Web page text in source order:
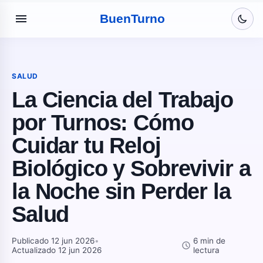
menu BuenTurno
SALUD
La Ciencia del Trabajo
por Turnos: Cómo
Cuidar tu Reloj
Biológico y Sobrevivir a
la Noche sin Perder la
Salud
Publicado 12 jun 2026•
Actualizado 12 jun 2026
schedule 6 min de
lectura